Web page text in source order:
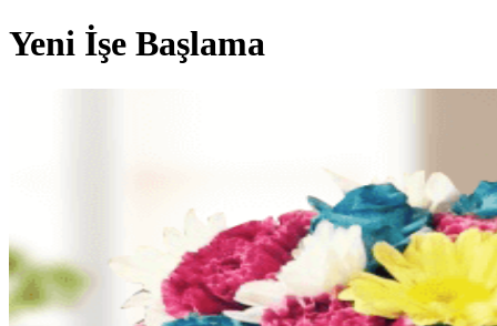
Yeni İşe Başlama